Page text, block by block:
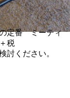
定番 ミーティ
＋税
ください。